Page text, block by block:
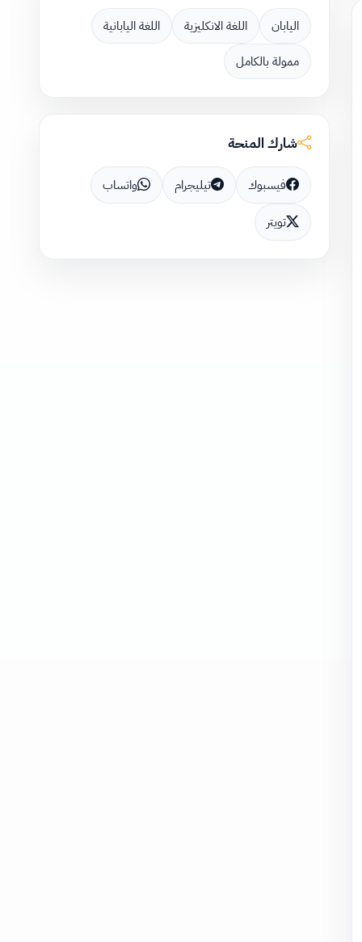
اليابان اللغة الانكليزية
اللغة اليابانية
ممولة بالكامل
شارك المنحة
فيسبوك تيليجرام واتساب
تويتر